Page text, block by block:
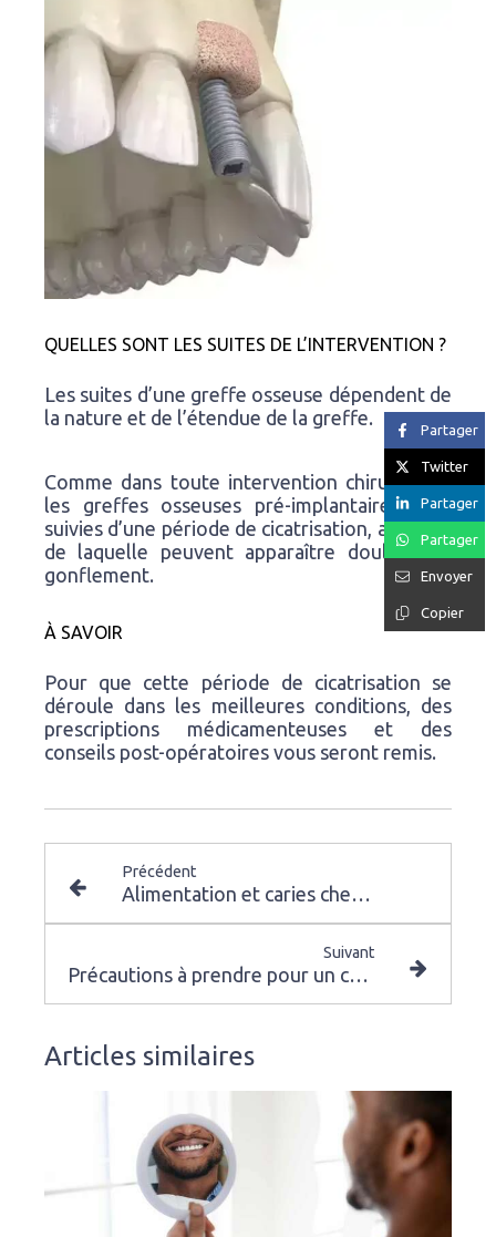
QUELLES SONT LES SUITES DE L’INTERVENTION ?
Les suites d’une greffe osseuse dépendent de
la nature et de l’étendue de la greffe.
Comme dans toute intervention chirurgicale,
les greffes osseuses pré-implantaires sont
suivies d’une période de cicatrisation, au cours
de laquelle peuvent apparaître douleur ou
gonflement.
À SAVOIR
Pour que cette période de cicatrisation se
déroule dans les meilleures conditions, des
prescriptions médicamenteuses et des
conseils post-opératoires vous seront remis.
Précédent
Alimentation et caries chez l'enfant
Suivant
Précautions à prendre pour un comblement de sinus
Articles similaires
Partager
Twitter
Partager
Partager
Envoyer
Copier